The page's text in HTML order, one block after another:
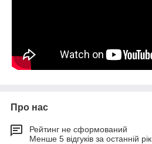
Про нас
Рейтинг не сформований
Менше 5 відгуків за останній рік